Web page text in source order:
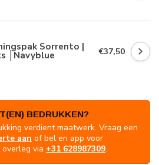
Sorrento |
│Navyblue €37,50
BEDRUKKEN?
verdient maatwerk. Vraag een
aan of bel en app voor
via +31 628987309.